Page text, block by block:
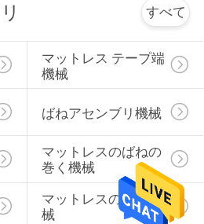
すべて
マットレス テープ端
機械
ばねアセンブリ機械
マットレスのばねの
巻く機械
マットレスの圧縮機
械